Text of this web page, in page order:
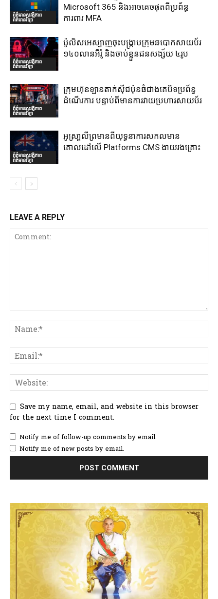
ព័ត៌មានសុវត្ថិភាព
ព័ត៌មានវិទ្យា
Microsoft 365 និងអាចគេចផុតពីប្រព័ន្ធ
ការពារ MFA
ព័ត៌មានសុវត្ថិភាព
ព័ត៌មានវិទ្យា
ប៉ូលិសអេស្បាញចុះបង្រ្កាបក្រុមឆបោកសាយប័រ
១៤០លានអឺរ៉ូ និងចាប់ខ្លួនជនសង្ស័យ ៤រូប
ព័ត៌មានសុវត្ថិភាព
ព័ត៌មានវិទ្យា
ក្រុមហ៊ុនឡានតាក់ស៊ីជប៉ុនធំជាងគេបិទប្រព័ន្ធ
ដំណើរការ បន្ទាប់ពីមានការវាយប្រហារសាយប័រ
ព័ត៌មានសុវត្ថិភាព
ព័ត៌មានវិទ្យា
អូស្រា្តលីព្រមានពីយុទ្ធនាការសកលមាន
គោលដៅលើ Platforms CMS ងាយរងគ្រោះ
LEAVE A REPLY
Save my name, email, and website in this browser
for the next time I comment.
Notify me of follow-up comments by email.
Notify me of new posts by email.